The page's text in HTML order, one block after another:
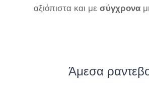
αξιόπιστα και με σύγχρονα
Άμεσα